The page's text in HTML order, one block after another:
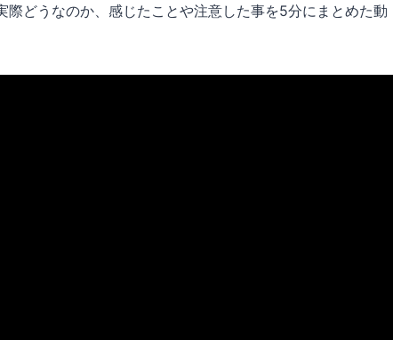
どうなのか、感じたことや注意した事を5分にまとめた動